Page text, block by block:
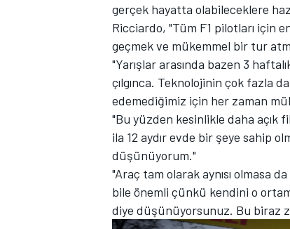
gerçek hayatta olabileceklere
Ricciardo, "Tüm F1 pilotları için
geçmek ve mükemmel bir tur
"Yarışlar arasında bazen 3
çılgınca. Teknolojinin çok fazla
edemediğimiz için her zaman
"Bu yüzden kesinlikle daha açık
ila 12 aydır evde bir şeye sahip
düşünüyorum."
"Araç tam olarak aynısı olmasa
bile önemli çünkü kendini o
diye düşünüyorsunuz. Bu biraz